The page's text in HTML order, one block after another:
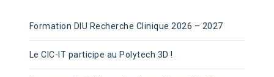
Formation DIU Recherche Clinique 2026 – 2027
Le CIC-IT participe au Polytech 3D !